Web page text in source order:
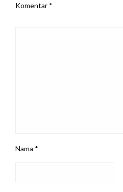
Komentar *
Nama *